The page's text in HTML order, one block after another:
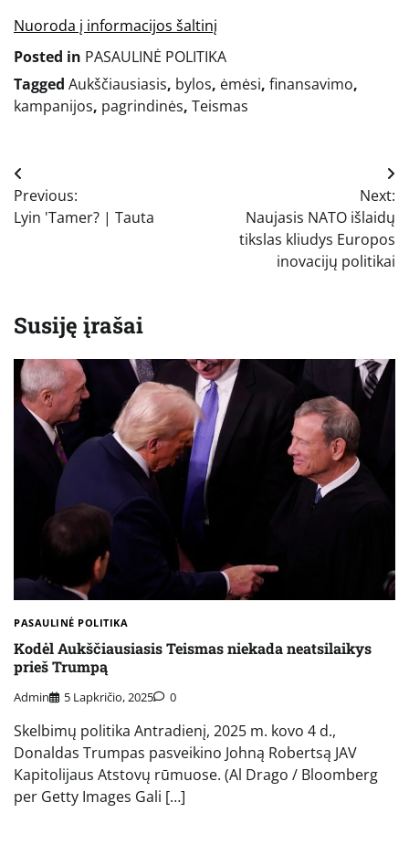
Nuoroda į informacijos šaltinį
Posted in PASAULINĖ POLITIKA
Tagged Aukščiausiasis, bylos, ėmėsi, finansavimo,
kampanijos, pagrindinės, Teismas
Navigacija
tarp
Previous:
Lyin 'Tamer? | Tauta
Next:
Naujasis NATO išlaidų
tikslas kliudys Europos
inovacijų politikai
Susiję įrašai
PASAULINĖ POLITIKA
Kodėl Aukščiausiasis Teismas niekada neatsilaikys
prieš Trumpą
Admin 5 Lapkričio, 2025 0
Skelbimų politika Antradienį, 2025 m. kovo 4 d.,
Donaldas Trumpas pasveikino Johną Robertsą JAV
Kapitolijaus Atstovų rūmuose. (Al Drago / Bloomberg
per Getty Images Gali […]